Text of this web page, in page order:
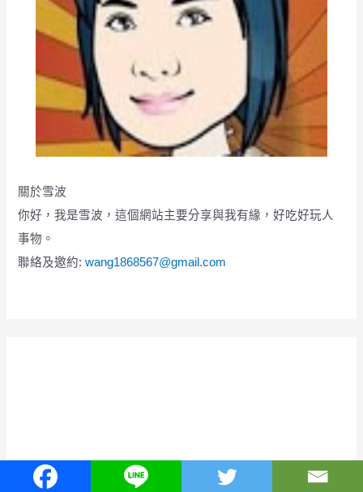
關於雪波
你好，我是雪波，這個網站主要分享與我有緣，好吃好玩人
事物。
聯絡及邀約:wang1868567@gmail.com